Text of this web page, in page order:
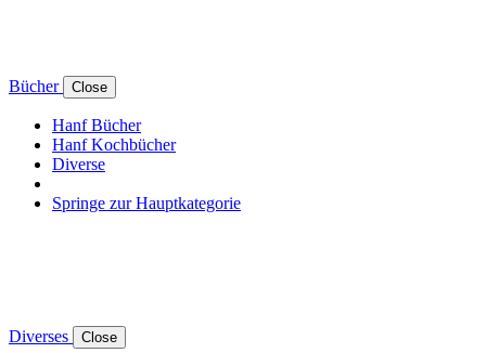
Bücher Close
Hanf Bücher
Hanf Kochbücher
Diverse
Springe zur Hauptkategorie
Diverses Close